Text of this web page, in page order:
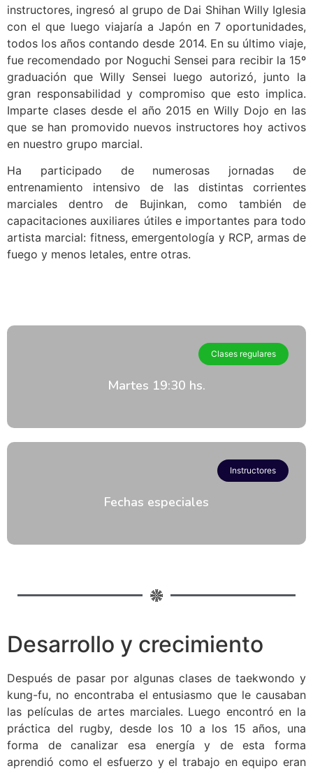
instructores, ingresó al grupo de Dai Shihan Willy Iglesia
con el que luego viajaría a Japón en 7 oportunidades,
todos los años contando desde 2014. En su último viaje,
fue recomendado por Noguchi Sensei para recibir la 15º
graduación que Willy Sensei luego autorizó, junto la
gran responsabilidad y compromiso que esto implica.
Imparte clases desde el año 2015 en Willy Dojo en las
que se han promovido nuevos instructores hoy activos
en nuestro grupo marcial.
Ha participado de numerosas jornadas de
entrenamiento intensivo de las distintas corrientes
marciales dentro de Bujinkan, como también de
capacitaciones auxiliares útiles e importantes para todo
artista marcial: fitness, emergentología y RCP, armas de
fuego y menos letales, entre otras.
Clases regulares
Martes 19:30 hs.
Instructores
Fechas especiales
Desarrollo y crecimiento
Después de pasar por algunas clases de taekwondo y
kung-fu, no encontraba el entusiasmo que le causaban
las películas de artes marciales. Luego encontró en la
práctica del rugby, desde los 10 a los 15 años, una
forma de canalizar esa energía y de esta forma
aprendió como el esfuerzo y el trabajo en equipo eran